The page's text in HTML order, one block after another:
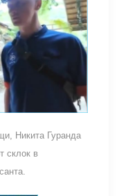
Никита Гуранда
склок в